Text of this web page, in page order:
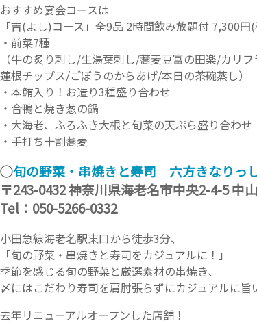
おすすめ宴会コースは
「吉(よし)コース」全9品 2時間飲み放題付 7,300円
・前菜7種
（牛の炙り刺し/生湯葉刺し/蕎麦豆富の田楽/カリ
蓮根チップス/ごぼうのからあげ/本日の茶碗蒸し）
・本鮪入り！お造り3種盛り合わせ
・合鴨と焼き葱の鍋
・大海老、ふろふき大根と旬菜の天ぷら盛り合わせ
・手打ち十割蕎麦
◯旬の野菜・串焼きと寿司 六方きなりっ
〒243-0432 神奈川県海老名市中央2-4-5 中
Tel：050-5266-0332
小田急線海老名駅東口から徒歩3分、
「旬の野菜・串焼きと寿司をカジュアルに！」
季節を感じる旬の野菜と厳選素材の串焼き、
〆にはこだわり寿司を肩肘張らずにカジュアルに旨
去年リニューアルオープンした店舗！